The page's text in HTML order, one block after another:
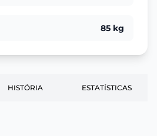
85 kg
HISTÓRIA ESTATÍSTICAS